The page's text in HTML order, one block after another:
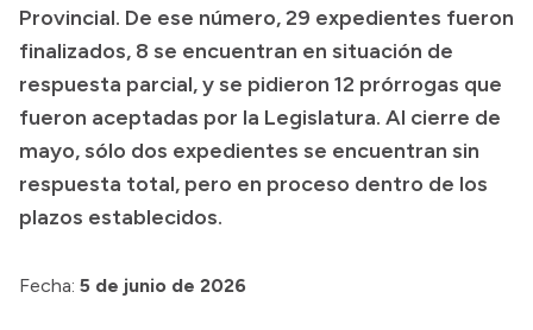
Transparencia
Presupuesto
Boletín Oficial
Compras y licitaciones
Consulta de expedientes
Consulta de pago a proveedores
Intranet
Provincial. De ese número, 29 expedientes fueron
finalizados, 8 se encuentran en situación de
respuesta parcial, y se pidieron 12 prórrogas que
fueron aceptadas por la Legislatura. Al cierre de
mayo, sólo dos expedientes se encuentran sin
respuesta total, pero en proceso dentro de los
plazos establecidos.
Fecha: 5 de junio de 2026